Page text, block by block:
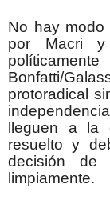
No hay
por Macri y
Bonfatti/
protoradical
lleguen a la
resuelto y
decisión de
limpiamente.